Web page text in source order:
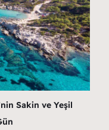
Sakin ve Yeşil